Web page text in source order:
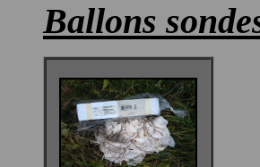
Ballons